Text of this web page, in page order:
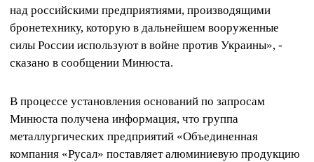
над российскими предприятиями, производящими
бронетехнику, которую в дальнейшем вооруженные
силы России используют в войне против Украины», -
сказано в сообщении Минюста.
В процессе установления оснований по запросам
Минюста получена информация, что группа
металлургических предприятий «Объединенная
компания «Русал» поставляет алюминиевую продукцию